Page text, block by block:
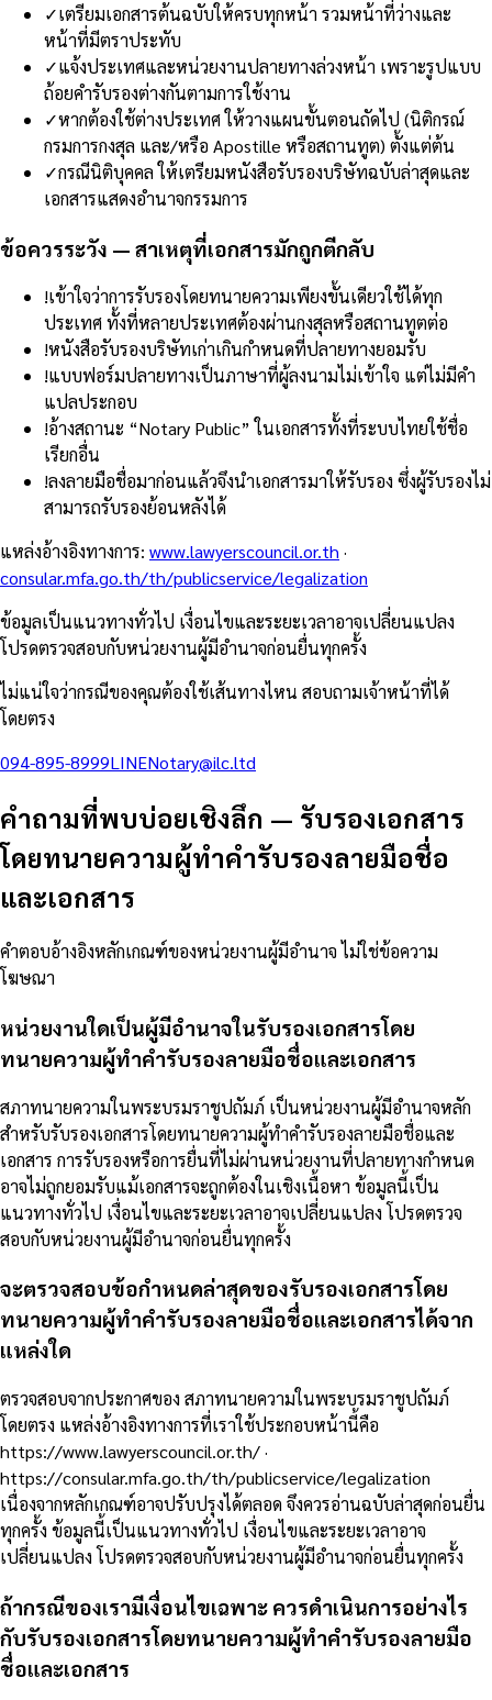
✓เตรียมเอกสารต้นฉบับให้ครบทุกหน้า รวมหน้าที่ว่างและ
หน้าที่มีตราประทับ
✓แจ้งประเทศและหน่วยงานปลายทางล่วงหน้า เพราะรูปแบบ
ถ้อยคำรับรองต่างกันตามการใช้งาน
✓หากต้องใช้ต่างประเทศ ให้วางแผนขั้นตอนถัดไป (นิติกรณ์
กรมการกงสุล และ/หรือ Apostille หรือสถานทูต) ตั้งแต่ต้น
✓กรณีนิติบุคคล ให้เตรียมหนังสือรับรองบริษัทฉบับล่าสุดและ
เอกสารแสดงอำนาจกรรมการ
ข้อควรระวัง — สาเหตุที่เอกสารมักถูกตีกลับ
!เข้าใจว่าการรับรองโดยทนายความเพียงขั้นเดียวใช้ได้ทุก
ประเทศ ทั้งที่หลายประเทศต้องผ่านกงสุลหรือสถานทูตต่อ
!หนังสือรับรองบริษัทเก่าเกินกำหนดที่ปลายทางยอมรับ
!แบบฟอร์มปลายทางเป็นภาษาที่ผู้ลงนามไม่เข้าใจ แต่ไม่มีคำ
แปลประกอบ
!อ้างสถานะ “Notary Public” ในเอกสารทั้งที่ระบบไทยใช้ชื่อ
เรียกอื่น
!ลงลายมือชื่อมาก่อนแล้วจึงนำเอกสารมาให้รับรอง ซึ่งผู้รับรองไม่
สามารถรับรองย้อนหลังได้
แหล่งอ้างอิงทางการ: www.lawyerscouncil.or.th ·
consular.mfa.go.th/th/publicservice/legalization
ข้อมูลเป็นแนวทางทั่วไป เงื่อนไขและระยะเวลาอาจเปลี่ยนแปลง
โปรดตรวจสอบกับหน่วยงานผู้มีอำนาจก่อนยื่นทุกครั้ง
ไม่แน่ใจว่ากรณีของคุณต้องใช้เส้นทางไหน สอบถามเจ้าหน้าที่ได้
โดยตรง
094-895-8999LINENotary@ilc.ltd
คำถามที่พบบ่อยเชิงลึก — รับรองเอกสาร
โดยทนายความผู้ทำคำรับรองลายมือชื่อ
และเอกสาร
คำตอบอ้างอิงหลักเกณฑ์ของหน่วยงานผู้มีอำนาจ ไม่ใช่ข้อความ
โฆษณา
หน่วยงานใดเป็นผู้มีอำนาจในรับรองเอกสารโดย
ทนายความผู้ทำคำรับรองลายมือชื่อและเอกสาร
สภาทนายความในพระบรมราชูปถัมภ์ เป็นหน่วยงานผู้มีอำนาจหลัก
สำหรับรับรองเอกสารโดยทนายความผู้ทำคำรับรองลายมือชื่อและ
เอกสาร การรับรองหรือการยื่นที่ไม่ผ่านหน่วยงานที่ปลายทางกำหนด
อาจไม่ถูกยอมรับแม้เอกสารจะถูกต้องในเชิงเนื้อหา ข้อมูลนี้เป็น
แนวทางทั่วไป เงื่อนไขและระยะเวลาอาจเปลี่ยนแปลง โปรดตรวจ
สอบกับหน่วยงานผู้มีอำนาจก่อนยื่นทุกครั้ง
จะตรวจสอบข้อกำหนดล่าสุดของรับรองเอกสารโดย
ทนายความผู้ทำคำรับรองลายมือชื่อและเอกสารได้จาก
แหล่งใด
ตรวจสอบจากประกาศของ สภาทนายความในพระบรมราชูปถัมภ์
โดยตรง แหล่งอ้างอิงทางการที่เราใช้ประกอบหน้านี้คือ
https://www.lawyerscouncil.or.th/ ·
https://consular.mfa.go.th/th/publicservice/legalization
เนื่องจากหลักเกณฑ์อาจปรับปรุงได้ตลอด จึงควรอ่านฉบับล่าสุดก่อนยื่น
ทุกครั้ง ข้อมูลนี้เป็นแนวทางทั่วไป เงื่อนไขและระยะเวลาอาจ
เปลี่ยนแปลง โปรดตรวจสอบกับหน่วยงานผู้มีอำนาจก่อนยื่นทุกครั้ง
ถ้ากรณีของเรามีเงื่อนไขเฉพาะ ควรดำเนินการอย่างไร
กับรับรองเอกสารโดยทนายความผู้ทำคำรับรองลายมือ
ชื่อและเอกสาร